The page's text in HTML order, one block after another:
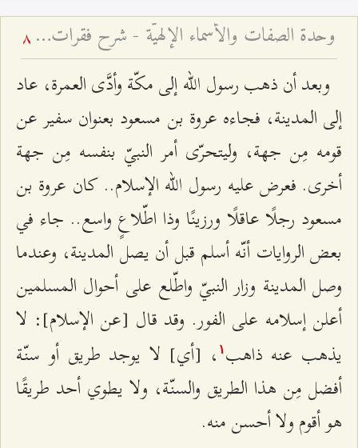
وحدة الصفات والأسماء الإلهيّة - شرح فقرات مِن دعاء الافتتاح – الجلسة الثالثة 8
وبعد أن ذهب رسول الله إلى مكّة وأدَّى العمرة، عاد
إلى المدينة، فجاءه عروة بن مسعود بعنوان سفير عن
قومه مِن جهة، وليتحرّى أمر النبيّ بنفسه مِن جهة
أخرى. فعرض عليه رسول الله الإسلام.. كان عروة بن
مسعود رجلًا عاقلًا ورزينًا وذا اطّلاعٍ واسع.. جاء في
بعض الروايات أنّه أسلم قبل أن يصل المدينة، وعندما
وصل المدينة وزار النبيّ واطّلع على أحوال المسلمين
أعلن إسلامه على الفور. وقد قال [عن الإسلام]: لا
يذهب عنه ذاهب ۱ ، [أي] لا يوجد طريق أو سنّة
أفضل مِن هذا الطريق والسنّة، ولا يطوي أحد طريقًا
هو أقوم ولا أحسن منه.